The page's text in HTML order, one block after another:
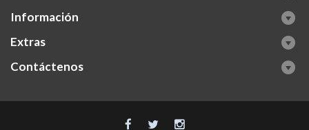
Información
Extras
Contáctenos